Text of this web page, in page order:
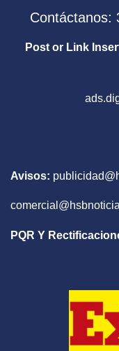
Contáctanos:
Post or Link
Avisos:
PQR Y